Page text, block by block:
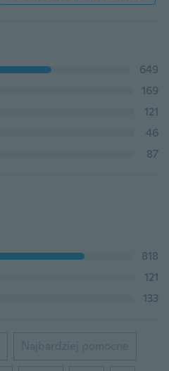
649
169
121
46
87
818
121
133
Najbardziej pomocne